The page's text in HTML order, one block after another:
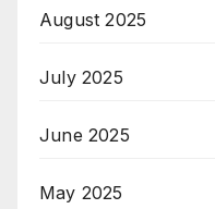
August 2025
July 2025
June 2025
May 2025